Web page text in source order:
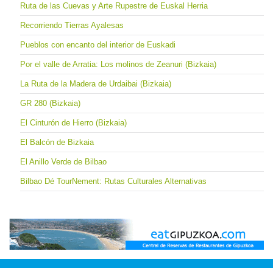
Ruta de las Cuevas y Arte Rupestre de Euskal Herria
Recorriendo Tierras Ayalesas
Pueblos con encanto del interior de Euskadi
Por el valle de Arratia: Los molinos de Zeanuri (Bizkaia)
La Ruta de la Madera de Urdaibai (Bizkaia)
GR 280 (Bizkaia)
El Cinturón de Hierro (Bizkaia)
El Balcón de Bizkaia
El Anillo Verde de Bilbao
Bilbao Dé TourNement: Rutas Culturales Alternativas